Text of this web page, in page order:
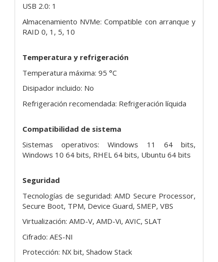
USB 2.0: 1
Almacenamiento NVMe: Compatible con arranque y
RAID 0, 1, 5, 10
Temperatura y refrigeración
Temperatura máxima: 95 °C
Disipador incluido: No
Refrigeración recomendada: Refrigeración líquida
Compatibilidad de sistema
Sistemas operativos: Windows 11 64 bits,
Windows 10 64 bits, RHEL 64 bits, Ubuntu 64 bits
Seguridad
Tecnologías de seguridad: AMD Secure Processor,
Secure Boot, TPM, Device Guard, SMEP, VBS
Virtualización: AMD-V, AMD-Vi, AVIC, SLAT
Cifrado: AES-NI
Protección: NX bit, Shadow Stack